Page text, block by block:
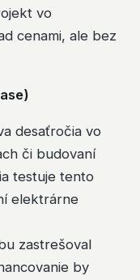
vo
cenami, ale bez
desaťročia vo
či budovaní
testuje tento
elektrárne
zastrešoval
by